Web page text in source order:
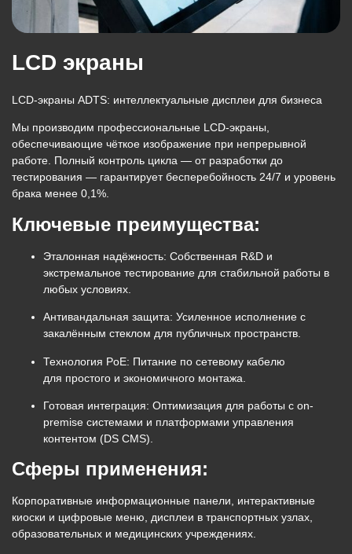
LCD экраны
LCD-экраны ADTS: интеллектуальные дисплеи для бизнеса
Мы производим профессиональные LCD-экраны,
обеспечивающие чёткое изображение при непрерывной
работе. Полный контроль цикла — от разработки до
тестирования — гарантирует бесперебойность 24/7 и уровень
брака менее 0,1%.
Ключевые преимущества:
Эталонная надёжность: Собственная R&D и
экстремальное тестирование для стабильной работы в
любых условиях.
Антивандальная защита: Усиленное исполнение с
закалённым стеклом для публичных пространств.
Технология PoE: Питание по сетевому кабелю
для простого и экономичного монтажа
Готовая интеграция: Оптимизация для работы с on-
premise системами и платформами управления
контентом (DS CMS).
Сферы применения:
Корпоративные информационные панели, интерактивные
киоски и цифровые меню, дисплеи в транспортных узлах,
образовательных и медицинских учреждениях.